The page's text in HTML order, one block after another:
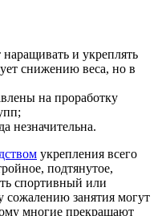
наращивать и укреплять
снижению веса, но в
на проработку
незначительна.
укрепления всего
подтянутое,
спортивный или
занятия могут
многие прекращают